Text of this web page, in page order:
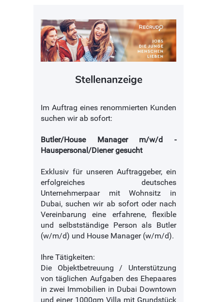
Stellenanzeige
Im Auftrag eines renommierten Kunden
suchen wir ab sofort:
Butler/House Manager m/w/d -
Hauspersonal/Diener gesucht
Exklusiv für unseren Auftraggeber, ein
erfolgreiches deutsches
Unternehmerpaar mit Wohnsitz in
Dubai, suchen wir ab sofort oder nach
Vereinbarung eine erfahrene, flexible
und selbstständige Person als Butler
(w/m/d) und House Manager (w/m/d).
Ihre Tätigkeiten:
Die Objektbetreuung / Unterstützung
von täglichen Aufgaben des Ehepaares
in zwei Immobilien in Dubai Downtown
und einer 1000qm Villa mit Grundstück